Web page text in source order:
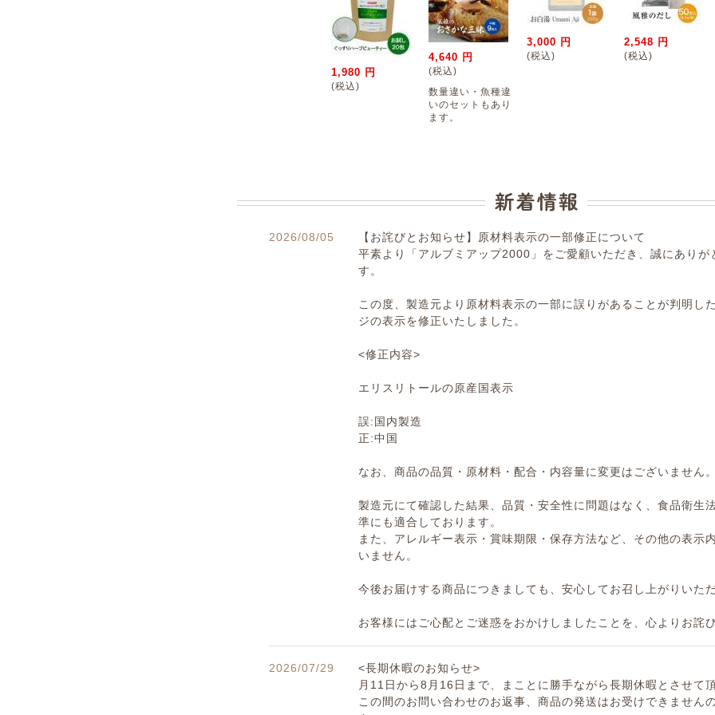
1,980 円
(税込)
4,640 円
(税込)
数量違い・魚種違
いのセットもあり
ます。
3,000 円
(税込)
2,548 円
(税込)
2026/08/05
【お詫びとお知らせ】原材料表示の一部修正について
平素より「アルブミアップ2000」をご愛顧いただき、誠にありが
す。
この度、製造元より原材料表示の一部に誤りがあることが判明し
ジの表示を修正いたしました。
<修正内容>
エリスリトールの原産国表示
誤:国内製造
正:中国
なお、商品の品質・原材料・配合・内容量に変更はございません。
製造元にて確認した結果、品質・安全性に問題はなく、食品衛生
準にも適合しております。
また、アレルギー表示・賞味期限・保存方法など、その他の表示
いません。
今後お届けする商品につきましても、安心してお召し上がりいただ
お客様にはご心配とご迷惑をおかけしましたことを、心よりお詫
2026/07/29
<長期休暇のお知らせ>
月11日から8月16日まで、まことに勝手ながら長期休暇とさせて頂
この間のお問い合わせのお返事、商品の発送はお受けできません